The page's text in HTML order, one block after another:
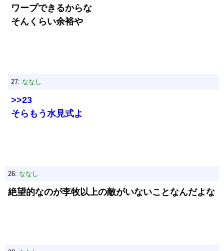
ワープできるからな
そんくらい余裕や
27: ななし
>>23
そらもう水見式よ
26: ななし
絶望的なのが李牧以上の敵がいないことなんだよな